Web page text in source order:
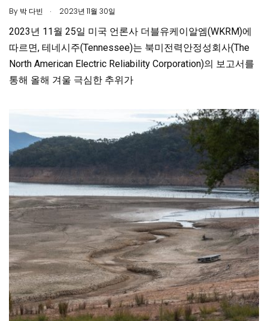
By 박 다빈 . 2023년 11월 30일
2023년 11월 25일 미국 언론사 더블유케이알엠(WKRM)에
따르면, 테네시주(Tennessee)는 북미전력안정성회사(The
North American Electric Reliability Corporation)의 보고서를
통해 올해 겨울 극심한 추위가